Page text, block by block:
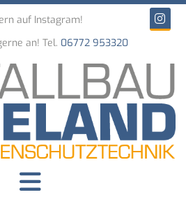
auf Instagram!
an! Tel. 06772 953320